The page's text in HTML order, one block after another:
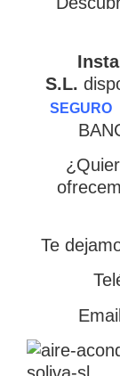
S.L.
SEGURO
Te